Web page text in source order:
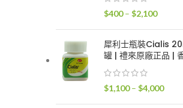
$2,000
$400 – $2,100價
範
圍：
$2,100
犀利士瓶裝Cialis
罐 | 禮來原廠正品 |
$1,100 – $4,000價